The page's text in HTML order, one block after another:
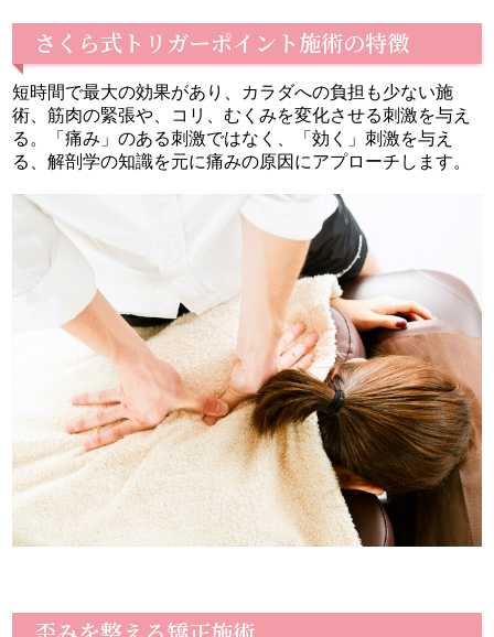
さくら式トリガーポイント施術の特徴
短時間で最大の効果があり、カラダへの負担も少ない施
術、筋肉の緊張や、コリ、むくみを変化させる刺激を与え
る。「痛み」のある刺激ではなく、「効く」刺激を与え
る、解剖学の知識を元に痛みの原因にアプローチします。